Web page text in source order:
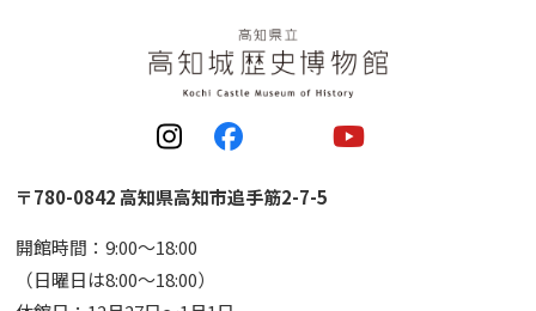
〒780-0842 高知県高知市追手筋2-7-5
開館時間：9:00〜18:00
（日曜日は8:00〜18:00）